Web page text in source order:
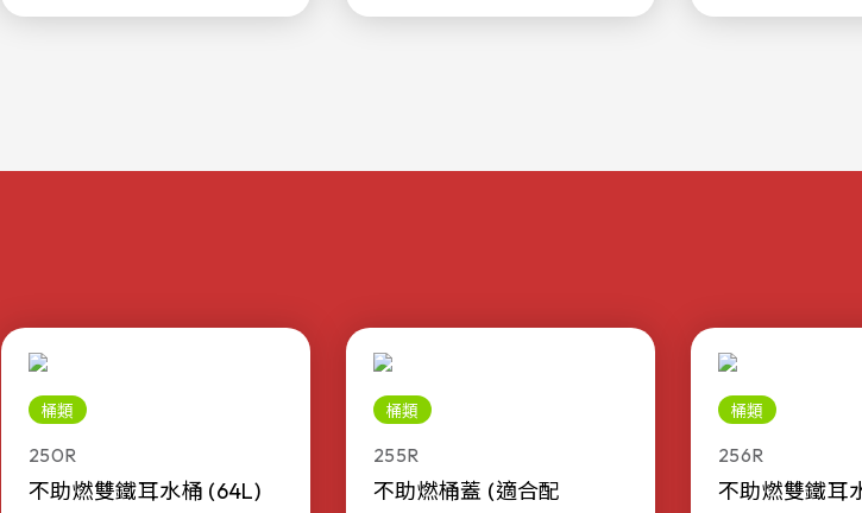
桶類
250R
不助燃雙鐵耳水桶 (64L)
桶類
255R
不助燃桶蓋 (適合配
桶類
256R
不助燃雙鐵耳